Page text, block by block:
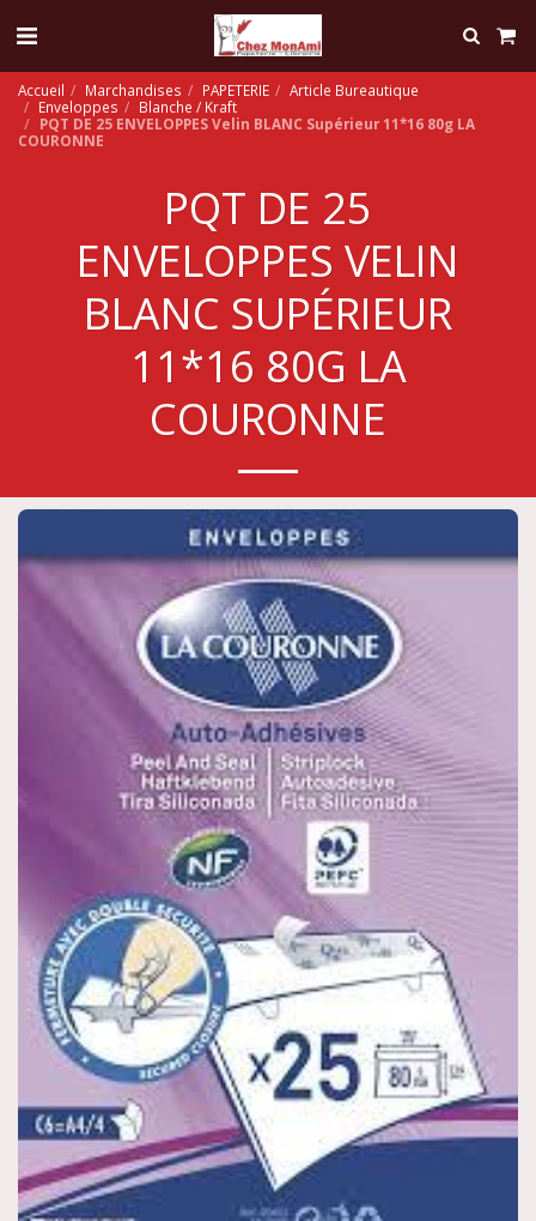
Accueil Marchandises PAPETERIE
Article Bureautique
Enveloppes
Blanche / Kraft
PQT DE 25 ENVELOPPES Velin BLANC Supérieur 11*16 80g LA
COURONNE
PQT DE 25
ENVELOPPES VELIN
BLANC SUPÉRIEUR
11*16 80G LA
COURONNE